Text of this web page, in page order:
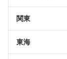
関東
東海